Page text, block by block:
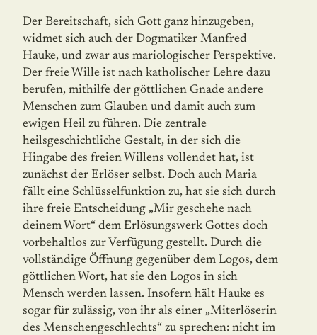
Der Bereitschaft, sich Gott ganz hinzugeben,
widmet sich auch der Dogmatiker Manfred
Hauke, und zwar aus mariologischer Perspektive.
Der freie Wille ist nach katholischer Lehre dazu
berufen, mithilfe der göttlichen Gnade andere
Menschen zum Glauben und damit auch zum
ewigen Heil zu führen. Die zentrale
heilsgeschichtliche Gestalt, in der sich die
Hingabe des freien Willens vollendet hat, ist
zunächst der Erlöser selbst. Doch auch Maria
fällt eine Schlüsselfunktion zu, hat sie sich durch
ihre freie Entscheidung „Mir geschehe nach
deinem Wort“ dem Erlösungswerk Gottes doch
vorbehaltlos zur Verfügung gestellt. Durch die
vollständige Öffnung gegenüber dem Logos, dem
göttlichen Wort, hat sie den Logos in sich
Mensch werden lassen. Insofern hält Hauke es
sogar für zulässig, von ihr als einer „Miterlöserin
des Menschengeschlechts“ zu sprechen: nicht im